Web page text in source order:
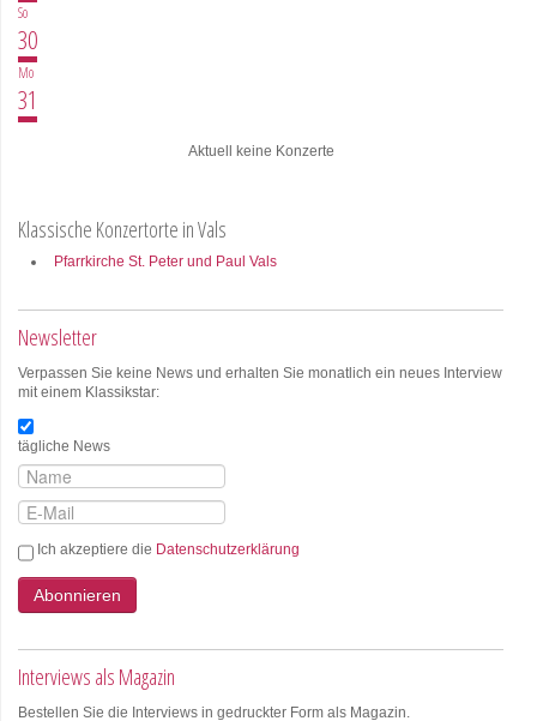
So
30
Mo
31
Aktuell keine Konzerte
Klassische Konzertorte in Vals
Pfarrkirche St. Peter und Paul Vals
Newsletter
Verpassen Sie keine News und erhalten Sie monatlich ein neues Interview
mit einem Klassikstar:
tägliche News
Ich akzeptiere die Datenschutzerklärung
Abonnieren
Interviews als Magazin
Bestellen Sie die Interviews in gedruckter Form als Magazin.